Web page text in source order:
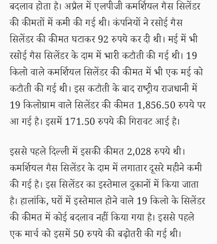
बदलाव होता है। अप्रैल में एलपीजी कमर्शियल गैस सिलेंडर
की कीमतों में कमी की गई थी। कंपनियों ने रसोई गैस
सिलेंडर की कीमत घटाकर 92 रुपये कर दी थी। मई में भी
रसोई गैस सिलेंडर के दाम में भारी कटौती की गई थी। 19
किलो वाले कमर्शियल सिलेंडर की कीमत में भी एक मई को
कटौती की गई थी। इस कटौती के बाद राष्ट्रीय राजधानी में
19 किलोग्राम वाले सिलेंडर की कीमत 1,856.50 रुपये पर
आ गई है। इसमें 171.50 रुपये की गिरावट आई है।
इससे पहले दिल्ली में इसकी कीमत 2,028 रुपये थी।
कमर्शियल गैस सिलेंडर के दाम में लगातार दूसरे महीने कमी
की गई है। इस सिलेंडर का इस्तेमाल दुकानों में किया जाता
है। हालांकि, घरों में इस्तेमाल होने वाले 19 किलो के सिलेंडर
की कीमत में कोई बदलाव नहीं किया गया है। इससे पहले
एक मार्च को इसमें 50 रुपये की बढ़ोतरी की गई थी।